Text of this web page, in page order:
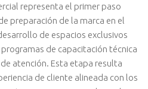
representa el primer paso
preparación de la marca en el
de espacios exclusivos
de capacitación técnica
atención. Esta etapa resulta
de cliente alineada con los